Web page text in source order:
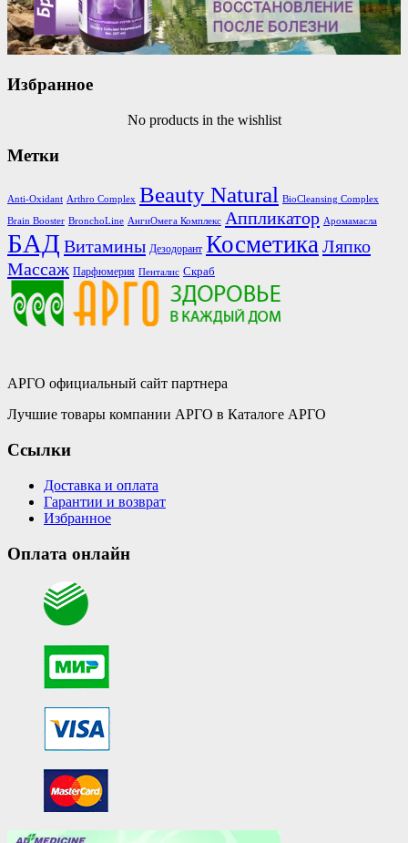
Избранное
No products in the wishlist
Метки
Anti-Oxidant Arthro Complex Beauty Natural BioCleansing Complex
Brain Booster BronchoLine АнгиОмега Комплекс Аппликатор Аромамасла
БАД Витамины Дезодорант КосметикаЛяпко
Массаж Парфюмерия Пенталис Скраб
АРГО официальный сайт партнера
Лучшие товары компании АРГО в Каталоге АРГО
Ссылки
Доставка и оплата
Гарантии и возврат
Избранное
Оплата онлайн